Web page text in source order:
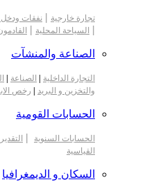
تجارة خارجية | نفقات ودخل
| السياحة المحلية |
الصناعة والمنشآت
التجارة الداخلية | الصناعة |
والتخزين و البريد | رخص
الحسابات القومية
الحسابات السنوية |
القياسية
السكان و الديمغرافيا